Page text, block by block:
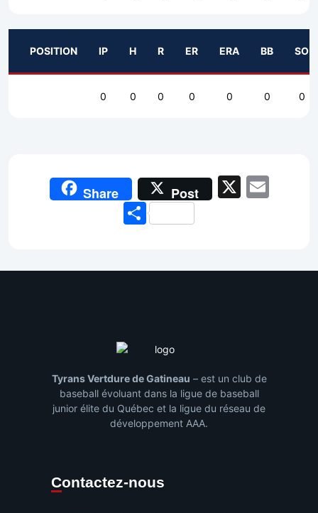
POSITION IP H R ER ERA BB SO
0 0 0 0 0 0 0
Share Post X
Share
Tyrans Vertdure de Gatineau – est un club de
baseball évoluant dans la ligue de baseball
junior élite du Québec et la ligue du réseau de
développement AAA.
Contactez-nous